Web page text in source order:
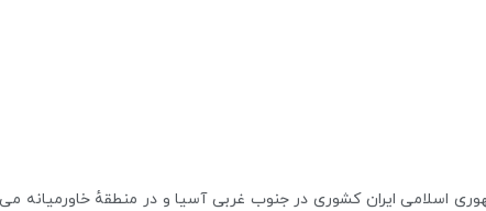
اسلامی ایران کشوری در جنوب غربی آسیا و در منطقهٔ